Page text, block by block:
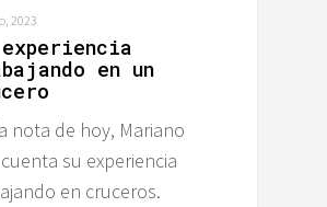
2023
en un
nota de hoy, Mariano
su experiencia
en cruceros.